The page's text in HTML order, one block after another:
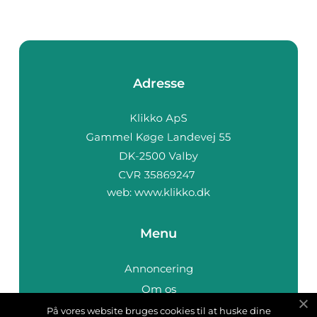
Adresse
web: www.klikko.dk
Menu
Annoncering
Om os
Cookies
På vores website bruges cookies til at huske dine